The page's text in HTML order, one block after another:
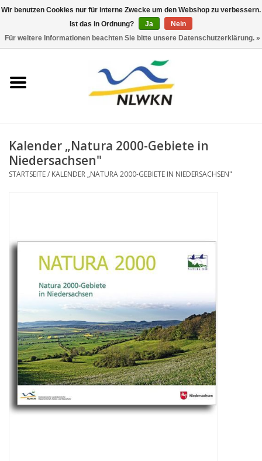
Neuerscheinungen
Wasserwirtschaft
Kalender „Natura 2000-Gebiete in
Niedersachsen"
STARTSEITE/ KALENDER „NATURA 2000-GEBIETE IN NIEDERSACHSEN"
Wir benutzen Cookies nur für interne Zwecke um den Webshop zu verbessern.
Ist das in Ordnung?
Ja
Nein
Für weitere Informationen beachten Sie bitte unsere Datenschutzerklärung. »